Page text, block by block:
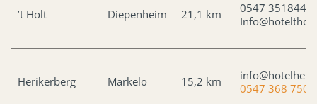
’t Holt Diepenheim 21,1 km
0547 351844
Herikerberg Markelo 15,2 km
0547 368 750